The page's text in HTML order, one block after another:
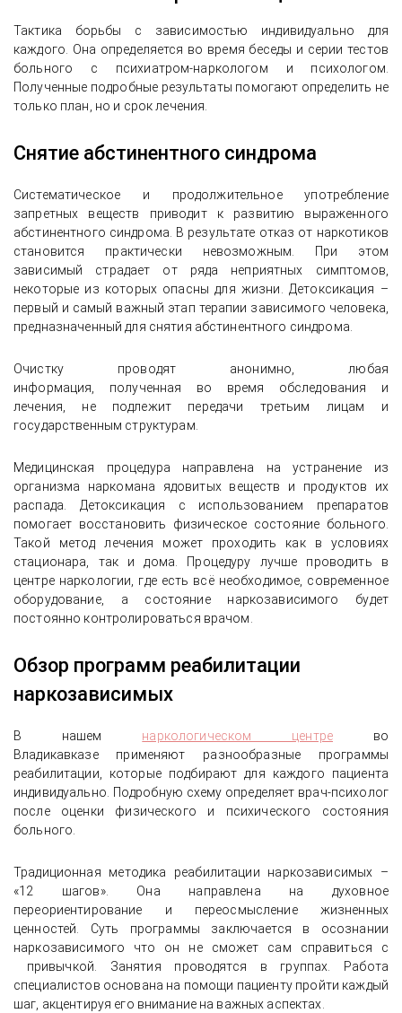
Тактика борьбы с зависимостью индивидуально для
каждого. Она определяется во время беседы и серии тестов
больного с психиатром-наркологом и психологом.
Полученные подробные результаты помогают определить не
только план, но и срок лечения.
Снятие абстинентного синдрома
Систематическое и продолжительное употребление
запретных веществ приводит к развитию выраженного
абстинентного синдрома. В результате отказ от наркотиков
становится практически невозможным. При этом
зависимый страдает от ряда неприятных симптомов,
некоторые из которых опасны для жизни. Детоксикация –
первый и самый важный этап терапии зависимого человека,
предназначенный для снятия абстинентного синдрома.
Очистку проводят анонимно, любая
информация, полученная во время обследования и
лечения, не подлежит передачи третьим лицам и
государственным структурам.
Медицинская процедура направлена на устранение из
организма наркомана ядовитых веществ и продуктов их
распада. Детоксикация с использованием препаратов
помогает восстановить физическое состояние больного.
Такой метод лечения может проходить как в условиях
стационара, так и дома. Процедуру лучше проводить в
центре наркологии, где есть всё необходимое, современное
оборудование, а состояние наркозависимого будет
постоянно контролироваться врачом.
Обзор программ реабилитации
наркозависимых
В нашем наркологическом центрево
Владикавказе применяют разнообразные программы
реабилитации, которые подбирают для каждого пациента
индивидуально. Подробную схему определяет врач-психолог
после оценки физического и психического состояния
больного.
Традиционная методика реабилитации наркозависимых –
«12 шагов». Она направлена на духовное
переориентирование и переосмысление жизненных
ценностей. Суть программы заключается в осознании
наркозависимого что он не сможет сам справиться с
привычкой. Занятия проводятся в группах. Работа
специалистов основана на помощи пациенту пройти каждый
шаг, акцентируя его внимание на важных аспектах.